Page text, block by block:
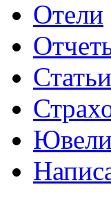
Отели
Статьи